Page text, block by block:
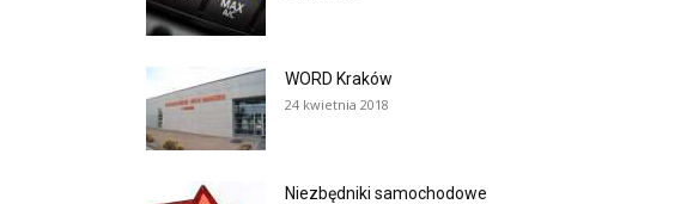
WORD Kraków
24 kwietnia 2018
Niezbędniki samochodowe